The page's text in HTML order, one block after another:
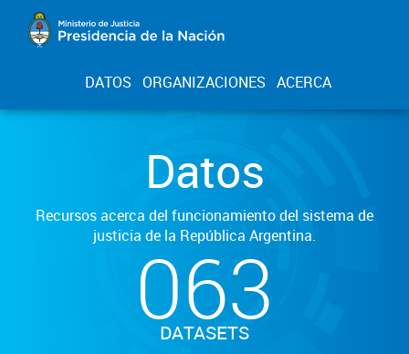
DATOS ORGANIZACIONES ACERCA
Datos
Recursos acerca del funcionamiento del sistema de
justicia de la República Argentina.
063
DATASETS